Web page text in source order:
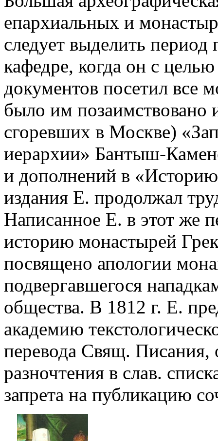
епархиальных и
следует выделить
кафедре, когда он с
документов посетил все
было им позаимствовано
сгоревших в Москве)
иерархии» Бантыш-
и дополнений в
издания Е. продолжал
Написанное Е. в этот же
историю монастырей
посвящено апологии
подвергавшегося
общества. В 1812 г. Е.
академию
перевода Свящ. Писания,
разночтения в слав.
запрета на публикацию